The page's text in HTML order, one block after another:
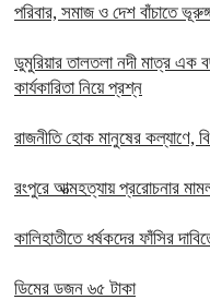
পরিবার, সমাজ ও দেশ বাঁচাতে
ডুমুরিয়ার তালতলা নদী মাত্র এক
কার্যকারিতা নিয়ে প্রশ্ন
রাজনীতি হোক মানুষের কল্যাণে,
রংপুরে আত্মহত্যায় প্ররোচনার
কালিহাতীতে ধর্ষকদের ফাঁসির
ডিমের ডজন ৬৫ টাকা